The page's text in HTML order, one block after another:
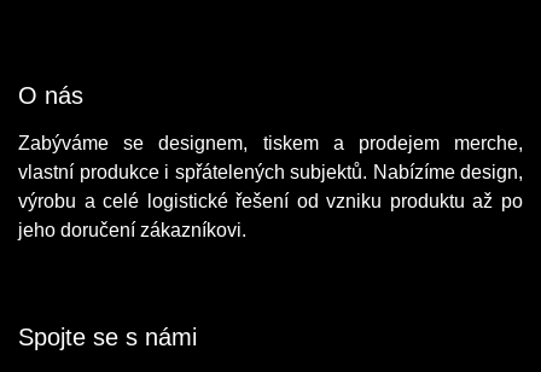
O nás
Zabýváme se designem, tiskem a prodejem merche,
vlastní produkce i spřátelených subjektů. Nabízíme design,
výrobu a celé logistické řešení od vzniku produktu až po
jeho doručení zákazníkovi.
Spojte se s námi